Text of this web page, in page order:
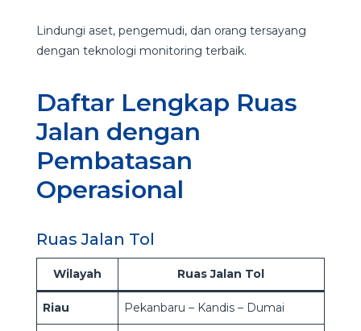
Lindungi aset, pengemudi, dan orang tersayang
dengan teknologi monitoring terbaik.
Daftar Lengkap Ruas
Jalan dengan
Pembatasan
Operasional
Ruas Jalan Tol
Wilayah Ruas Jalan Tol
Riau Pekanbaru – Kandis – Dumai